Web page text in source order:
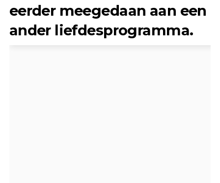
eerder meegedaan aan een
ander liefdesprogramma.